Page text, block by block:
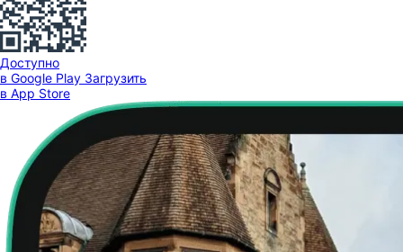
Доступно
в Google Play Загрузить
в App Store